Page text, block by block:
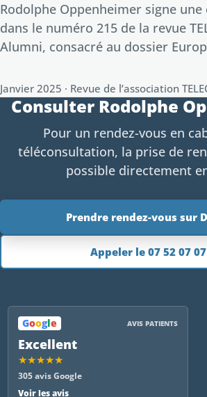
Rodolphe Oppenheimer signe
dans le numéro 215 de la revue
Alumni, consacré au dossier
Janvier 2025 · Revue de l’association
Consulter Rodolphe
Pour un rendez-vous en
téléconsultation, la prise de
possible directement
Prendre rendez-vous sur
Appeler le 07 52 07
Google AVIS PATIENTS
Excellent
★★★★★
305 avis Google
Voir les avis